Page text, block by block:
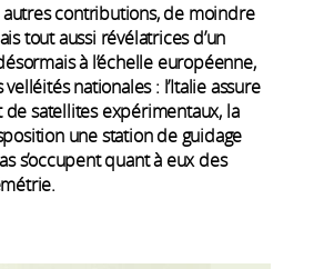
contributions, de moindre
tout aussi révélatrices d’un
à l’échelle européenne,
nationales : l’Italie assure
satellites expérimentaux, la
une station de guidage
s’occupent quant à eux des